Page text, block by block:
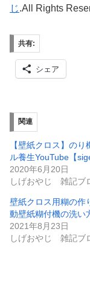
じ.All Rights
共有:
シェア
関連
【壁紙クロス】のり
ル養生YouTube【
2020年6月20日
しげおやじ 雑記ブ
壁紙クロス用糊の作
動壁紙糊付機の洗い
2021年8月23日
しげおやじ 雑記ブ